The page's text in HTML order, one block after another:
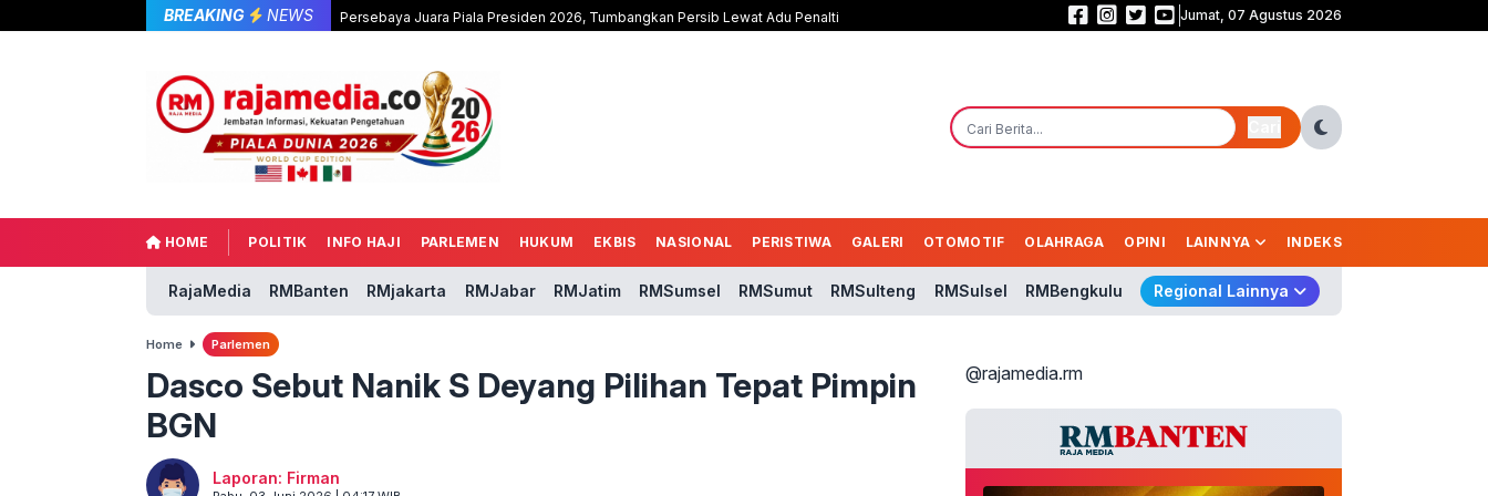
BREAKING NEWS Persebaya Juara Piala Presiden 2026, Tumbangkan Persib Lewat Adu Penalti Saling Balas Gol! Persib vs Persebaya Masih Sama Kuat 1-1 di Babak
Jumat, 07 Agustus 2026
HOME POLITIK INFO HAJI PARLEMEN HUKUM EKBIS NASIONAL PERISTIWA GALERI OTOMOTIF OLAHRAGA OPINI LAINNYA INDEKS
RajaMedia RMBanten RMjakarta RMJabar RMJatim RMSumsel RMSumut RMSulteng RMSulsel RMBengkulu Regional Lainnya
Home Parlemen
Dasco Sebut Nanik S Deyang Pilihan Tepat Pimpin
BGN
Laporan: Firman
@rajamedia.rm